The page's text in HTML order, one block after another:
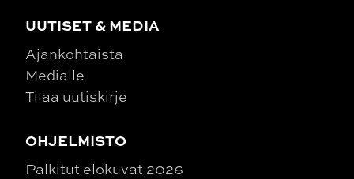
UUTISET & MEDIA
Ajankohtaista
Medialle
Tilaa uutiskirje
OHJELMISTO
Palkitut elokuvat 2026